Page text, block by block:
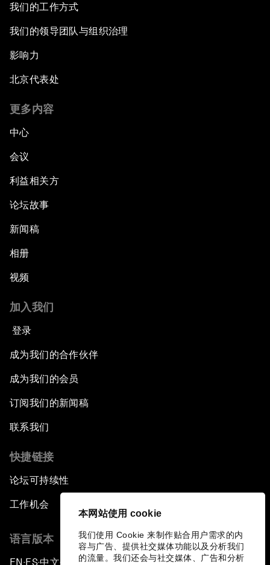
本网站使用 cookie
我们使用 Cookie 来制作贴合用户需求的内
容与广告、提供社交媒体功能以及分析我们
的流量。我们还会与社交媒体、广告和分析
我们的工作方式
我们的领导团队与组织治理
影响力
北京代表处
更多内容
中心
会议
利益相关方
论坛故事
新闻稿
相册
视频
加入我们
登录
成为我们的合作伙伴
成为我们的会员
订阅我们的新闻稿
联系我们
快捷链接
论坛可持续性
工作机会
语言版本
EN ▪ES▪中文▪ 日本語